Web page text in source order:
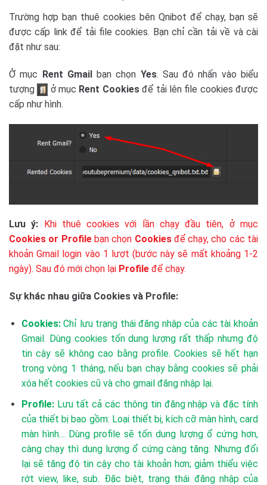
Trường hợp bạn thuê cookies bên Qnibot để chạy, bạn sẽ
được cấp link để tải file cookies. Bạn chỉ cần tải về và cài
đặt như sau:
Ở mục Rent Gmailbạn chọn Yes. Sau đó nhấn vào biểu
tượng
ở mục Rent Cookiesđể tải lên file cookies được
cấp như hình.
Lưu ý:
Khi thuê cookies với lần chạy đầu tiên, ở mục
Cookies or Profilebạn chọn Cookiesđể chạy, cho các tài
khoản Gmail login vào 1 lượt (bước này sẽ mất khoảng 1-2
ngày). Sau đó mới chọn lại Profile để chạy.
Sự khác nhau giữa Cookies và Profile:
Cookies:Chỉ lưu trạng thái đăng nhập của các tài khoản
Gmail. Dùng cookies tốn dung lượng rất thấp nhưng độ
tin cậy sẽ không cao bằng profile. Cookies sẽ hết hạn
trong vòng 1 tháng, nếu bạn chạy bằng cookies sẽ phải
xóa hết cookies cũ và cho gmail đăng nhập lại.
Profile:Lưu tất cả các thông tin đăng nhập và đặc tính
của thiết bị bao gồm: Loại thiết bị, kích cỡ màn hình, card
màn hình… Dùng profile sẽ tốn dung lượng ổ cứng hơn,
càng chạy thì dung lượng ổ cứng càng tăng. Nhưng đổi
lại sẽ tăng độ tin cậy cho tài khoản hơn; giảm thiểu việc
rớt view, like, sub. Đặc biệt, trạng thái đăng nhập của